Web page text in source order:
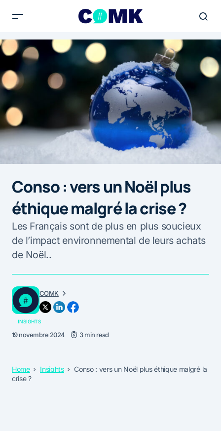
Conso : vers un Noël plus
éthique malgré la crise ?
Les Français sont de plus en plus soucieux
de l’impact environnemental de leurs achats
de Noël..
COMK
INSIGHTS
19 novembre 2024 3 min read
Home Insights
Conso : vers un Noël plus éthique malgré la
crise ?